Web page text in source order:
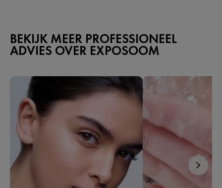
BEKIJK MEER PROFESSIONEEL
ADVIES OVER EXPOSOOM